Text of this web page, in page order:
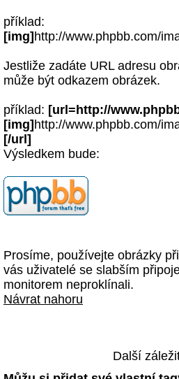
příklad:
[img] http://www.phpbb.com/
Jestliže zadáte URL adresu
může být odkazem obrázek.
příklad: [url=http://
[img] http://www.phpbb.com/
[/url]
Výsledkem bude:
Prosíme, používejte obrázky
vás uživatelé se slabším
monitorem neproklínali.
Návrat nahoru
Další